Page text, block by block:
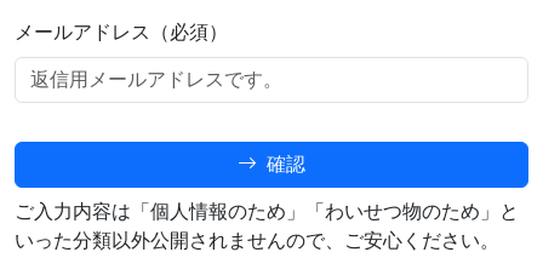
メールアドレス（必須）
確認
ご入力内容は「個人情報のため」「わいせつ物のため」と
いった分類以外公開されませんので、ご安心ください。